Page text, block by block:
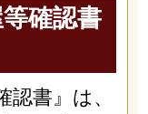
確認書
認書』は、